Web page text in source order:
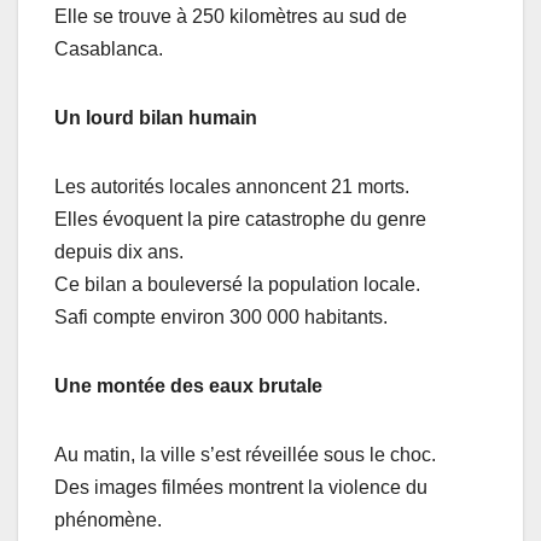
Elle se trouve à 250 kilomètres au sud de
Casablanca.
Un lourd bilan humain
Les autorités locales annoncent 21 morts.
Elles évoquent la pire catastrophe du genre
depuis dix ans.
Ce bilan a bouleversé la population locale.
Safi compte environ 300 000 habitants.
Une montée des eaux brutale
Au matin, la ville s’est réveillée sous le choc.
Des images filmées montrent la violence du
phénomène.